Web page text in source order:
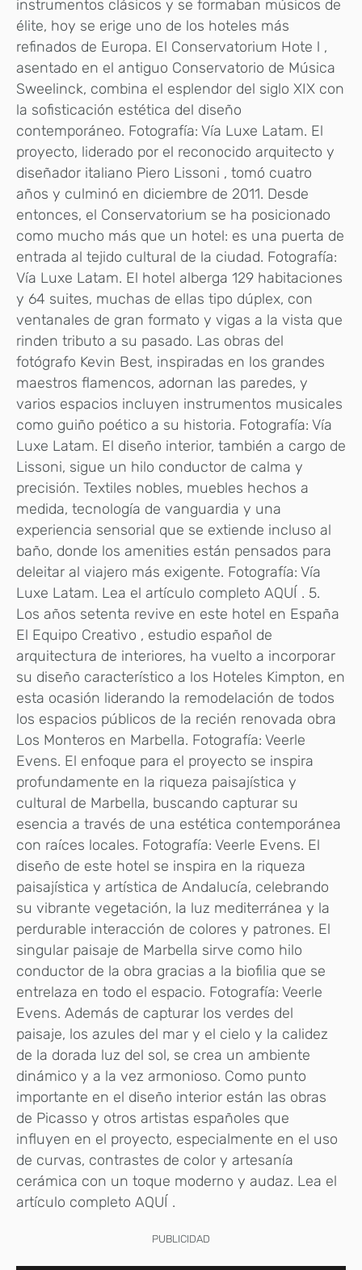
instrumentos clásicos y se formaban músicos de
élite, hoy se erige uno de los hoteles más
refinados de Europa. El Conservatorium Hote l ,
asentado en el antiguo Conservatorio de Música
Sweelinck, combina el esplendor del siglo XIX con
la sofisticación estética del diseño
contemporáneo. Fotografía: Vía Luxe Latam. El
proyecto, liderado por el reconocido arquitecto y
diseñador italiano Piero Lissoni , tomó cuatro
años y culminó en diciembre de 2011. Desde
entonces, el Conservatorium se ha posicionado
como mucho más que un hotel: es una puerta de
entrada al tejido cultural de la ciudad. Fotografía:
Vía Luxe Latam. El hotel alberga 129 habitaciones
y 64 suites, muchas de ellas tipo dúplex, con
ventanales de gran formato y vigas a la vista que
rinden tributo a su pasado. Las obras del
fotógrafo Kevin Best, inspiradas en los grandes
maestros flamencos, adornan las paredes, y
varios espacios incluyen instrumentos musicales
como guiño poético a su historia. Fotografía: Vía
Luxe Latam. El diseño interior, también a cargo de
Lissoni, sigue un hilo conductor de calma y
precisión. Textiles nobles, muebles hechos a
medida, tecnología de vanguardia y una
experiencia sensorial que se extiende incluso al
baño, donde los amenities están pensados para
deleitar al viajero más exigente. Fotografía: Vía
Luxe Latam. Lea el artículo completo AQUÍ . 5.
Los años setenta revive en este hotel en España
El Equipo Creativo , estudio español de
arquitectura de interiores, ha vuelto a incorporar
su diseño característico a los Hoteles Kimpton, en
esta ocasión liderando la remodelación de todos
los espacios públicos de la recién renovada obra
Los Monteros en Marbella. Fotografía: Veerle
Evens. El enfoque para el proyecto se inspira
profundamente en la riqueza paisajística y
cultural de Marbella, buscando capturar su
esencia a través de una estética contemporánea
con raíces locales. Fotografía: Veerle Evens. El
diseño de este hotel se inspira en la riqueza
paisajística y artística de Andalucía, celebrando
su vibrante vegetación, la luz mediterránea y la
perdurable interacción de colores y patrones. El
singular paisaje de Marbella sirve como hilo
conductor de la obra gracias a la biofilia que se
entrelaza en todo el espacio. Fotografía: Veerle
Evens. Además de capturar los verdes del
paisaje, los azules del mar y el cielo y la calidez
de la dorada luz del sol, se crea un ambiente
dinámico y a la vez armonioso. Como punto
importante en el diseño interior están las obras
de Picasso y otros artistas españoles que
influyen en el proyecto, especialmente en el uso
de curvas, contrastes de color y artesanía
cerámica con un toque moderno y audaz. Lea el
artículo completo AQUÍ .
PUBLICIDAD